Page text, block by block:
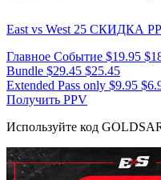
East vs West 25 СКИДКА
Главное Событие $19.95
Bundle $29.45 $25.45
Extended Pass only $9.95
Получить PPV
Используйте код